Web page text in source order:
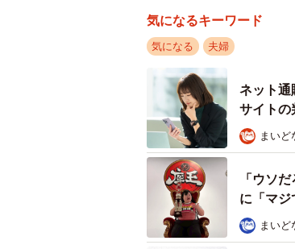
気になるキーワード
気になる 夫婦
ネット
サイトの
まいど
「ウソ
に「マジ
まいど